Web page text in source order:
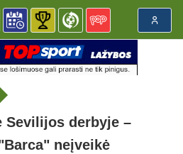
Sevilijos derbyje –
neįveikė